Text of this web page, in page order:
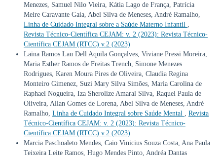
Menezes, Samuel Nilo Vieira, Kátia Lago de França, Patrícia
Meire Caravante Gaia, Abel Silva de Meneses, André Ramalho,
Linha de Cuidado Integral sobre a Saúde Materno Infantil
Revista Técnico-Científica CEJAM: v. 2 (2023): Revista Técnico-
Científica CEJAM (RTCC) v.2 (2023)
Laina Ramos Lau Dell Aquila Gonçalves, Viviane Pressi Moreira,
Maria Esther Ramos de Freitas Trench, Simone Menezes
Rodrigues, Karen Moura Pires de Oliveira, Claudia Regina
Monteiro Gimenez, Suzi Mary Silva Simões, Maria Carolina de
Raphael Nogueira, Iza Sherolize Amaral Silva, Raquel Paula de
Oliveira, Allan Gomes de Lorena, Abel Silva de Meneses, André
Ramalho, Linha de Cuidado Integral sobre Saúde Mental
Revista
Técnico-Científica CEJAM: v. 2 (2023): Revista Técnico-
Científica CEJAM (RTCC) v.2 (2023)
Marcia Paschoaleto Mendes, Caio Vinicius Souza Costa, Ana Paula
Teixeira Leite Ramos, Hugo Mendes Pinto, Andréa Dantas